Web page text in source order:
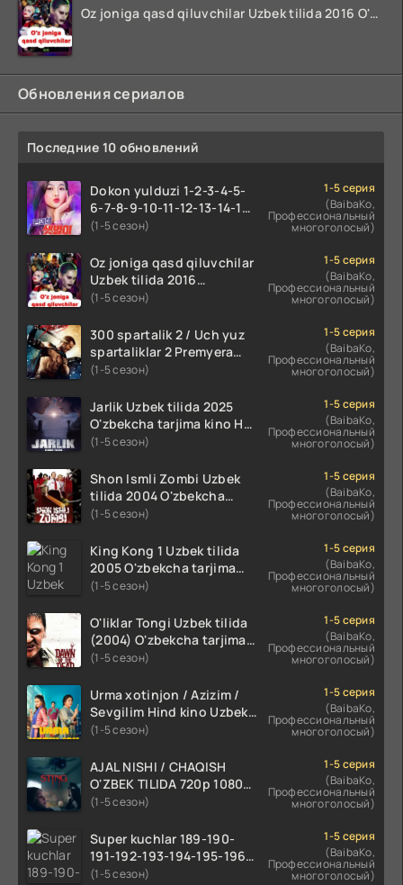
Oz joniga qasd qiluvchilar Uzbek tilida 2016 O'zbekcha tarjima kino 720p HD skachat
Обновления сериалов
Последние 10 обновлений
Dokon yulduzi 1-2-3-4-5-
6-7-8-9-10-11-12-13-14-15-
16-17 Qism Uzbek tilida
qismlari o'zbek tilida
(1-5 сезон)
1-5 серия
(BaibaKo,
Профессиональный
многоголосый)
Oz joniga qasd qiluvchilar
Uzbek tilida 2016
O'zbekcha tarjima kino
(1-5 сезон)
1-5 серия
(BaibaKo,
Профессиональный
многоголосый)
300 spartalik 2 / Uch yuz
spartaliklar 2 Premyera
Uzbek tilida 2013
skachat
(1-5 сезон)
1-5 серия
(BaibaKo,
Профессиональный
многоголосый)
Jarlik Uzbek tilida 2025
O'zbekcha tarjima kino HD
skachat
(1-5 сезон)
1-5 серия
(BaibaKo,
Профессиональный
многоголосый)
Shon Ismli Zombi Uzbek
tilida 2004 O'zbekcha
tarjima kino HD skachat
(1-5 сезон)
1-5 серия
(BaibaKo,
Профессиональный
многоголосый)
King Kong 1 Uzbek tilida
2005 O'zbekcha tarjima
kino HD skachat
(1-5 сезон)
1-5 серия
(BaibaKo,
Профессиональный
многоголосый)
O'liklar Tongi Uzbek tilida
(2004) O'zbekcha tarjima
kino HD skachat
(1-5 сезон)
1-5 серия
(BaibaKo,
Профессиональный
многоголосый)
Urma xotinjon / Azizim /
Sevgilim Hind kino Uzbek
tilida 2022 O'zbekcha
(1-5 сезон)
1-5 серия
(BaibaKo,
Профессиональный
многоголосый)
AJAL NISHI / CHAQISH
O'ZBEK TILIDA 720p 1080p
Full HD (2024) Tarjima
(1-5 сезон)
1-5 серия
(BaibaKo,
Профессиональный
многоголосый)
Super kuchlar 189-190-
191-192-193-194-195-196-
197-198-199-200 Qism
(1-5 сезон)
1-5 серия
(BaibaKo,
Профессиональный
многоголосый)